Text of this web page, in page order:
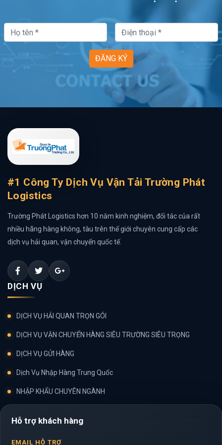
ĐĂNG KÝ
#1 Công Ty Dịch Vụ Vận Tải Trường Phát
Logistics
Trường Phát Logistics hơn 10 năm kinh nghiệm, đối tác của rất
nhiều hãng hàng không, tàu trên thế giới chuyên cung cấp các
dịch vụ hải quan, vận chuyển quốc tế.
DỊCH VỤ
DỊCH VỤ HẢI QUAN TRỌN GÓI
DỊCH VỤ VẬN CHUYỂN HÀNG SIÊU TRƯỜNG SIÊU TRỌNG
DỊCH VỤ GỬI HÀNG
Dịch Vụ Nhập Hàng Trung Quốc
NHẬP KHẨU CHUYÊN NGÀNH
Hỗ trợ khách hàng
EMAIL HỖ TRỢ